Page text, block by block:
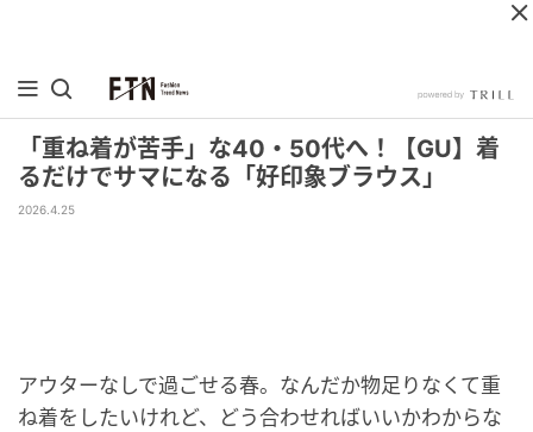
「重ね着が苦手」な40・50代へ！【GU】着
るだけでサマになる「好印象ブラウス」
2026.4.25
アウターなしで過ごせる春。なんだか物足りなくて重
ね着をしたいけれど、どう合わせればいいかわからな